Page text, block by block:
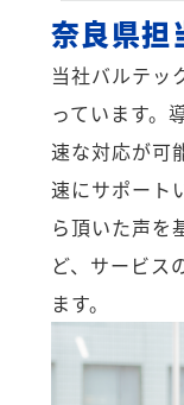
奈良県担
当社バルテッ
っています。
速な対応が可
速にサポート
ら頂いた声を
ど、サービス
ます。